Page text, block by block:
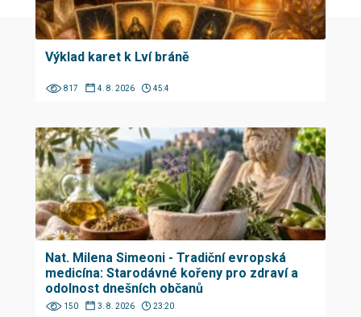
Výklad karet k Lví bráně
817 4. 8. 2026 45:4
Nat. Milena Simeoni - Tradiční evropská
medicína: Starodávné kořeny pro zdraví a
odolnost dnešních občanů
150 3. 8. 2026 23:20